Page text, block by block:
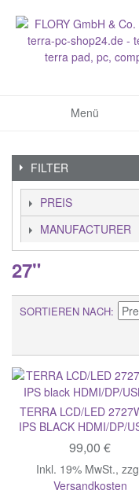
Menü
FILTER
PREIS
MANUFACTURER
27"
SORTIEREN NACH
TERRA LCD/LED
IPS BLACK HDMI/DP/
99,00 €
Inkl. 19% MwSt.,
Versandkosten